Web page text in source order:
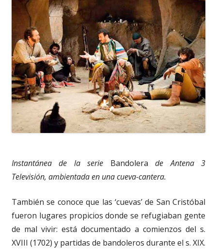
Instantánea de la serie Bandolerade Antena 3
Televisión, ambientada en una cueva-cantera.
También se conoce que las ‘cuevas’ de San Cristóbal
fueron lugares propicios donde se refugiaban gente
de mal vivir: está documentado a comienzos del s.
XVIII (1702) y partidas de bandoleros durante el s. XIX.